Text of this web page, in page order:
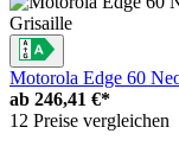
Motorola Edge 60
ab 246,41 €*
12 Preise vergleichen